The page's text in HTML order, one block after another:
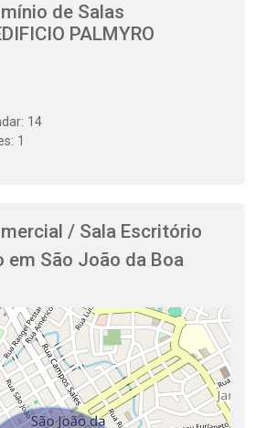
de Salas
PALMYRO
14
1
/ Sala Escritório
em São João da Boa